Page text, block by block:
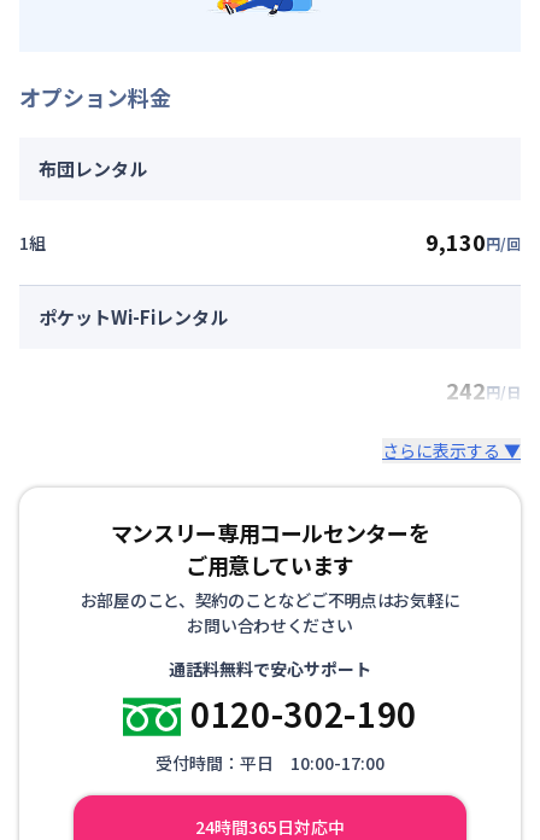
オプション料金
布団レンタル
1組 9,130円/回
ポケットWi-Fiレンタル
242円/日
さらに表示する ▼
マンスリー専用コールセンターを
ご用意しています
お部屋のこと、契約のことなどご不明点はお気軽に
お問い合わせください
通話料無料で安心サポート
0120-302-190
受付時間：平日 10:00-17:00
24時間365日対応中